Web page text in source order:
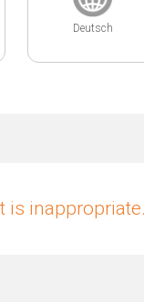
Deutsch
is